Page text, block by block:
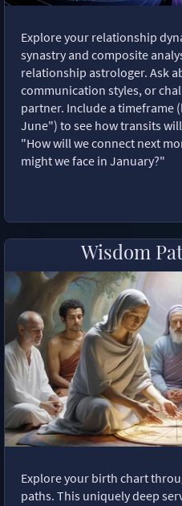
Explore your relationship
synastry and composite
relationship astrologer. Ask
communication styles, or
partner. Include a timeframe
June") to see how transits
"How will we connect next
might we face in January?"
Wisdom
Explore your birth chart
paths. This uniquely deep